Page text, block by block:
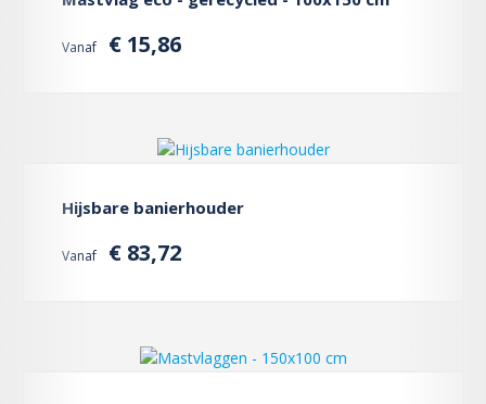
Vanaf € 15,86
Hijsbare banierhouder
Vanaf € 83,72